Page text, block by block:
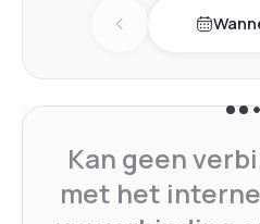
Previous day
Kan geen
met het